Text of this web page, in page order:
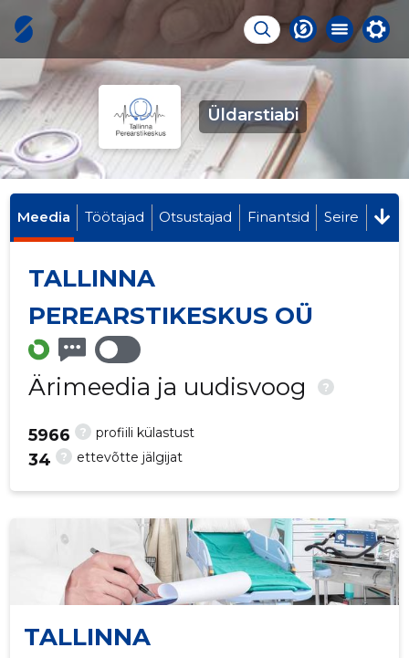
Üldarstiabi
Meedia Töötajad Otsustajad Finantsid Seire
TALLINNA
PEREARSTIKESKUS OÜ
Ärimeedia ja uudisvoog ?
? profiili külastust
5966
? ettevõtte jälgijat
34
TALLINNA